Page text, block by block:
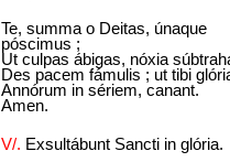
Te, summa o Deitas, únaque
póscimus ;
Ut culpas ábigas, nóxia
Des pacem fámulis ; ut tibi
Annórum in sériem, canant.
Amen.
V/. Exsultábunt Sancti in glória.